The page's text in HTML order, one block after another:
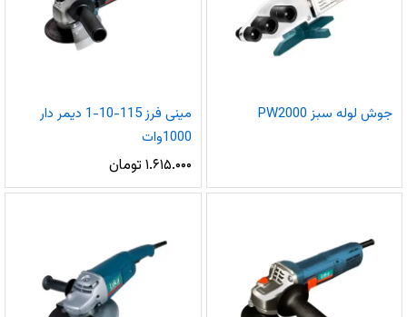
جوش لوله سبز PW2000
مینی فرز 115-10-1 دیمر دار
1000وات
۱.۶۱۵.۰۰۰ تومان